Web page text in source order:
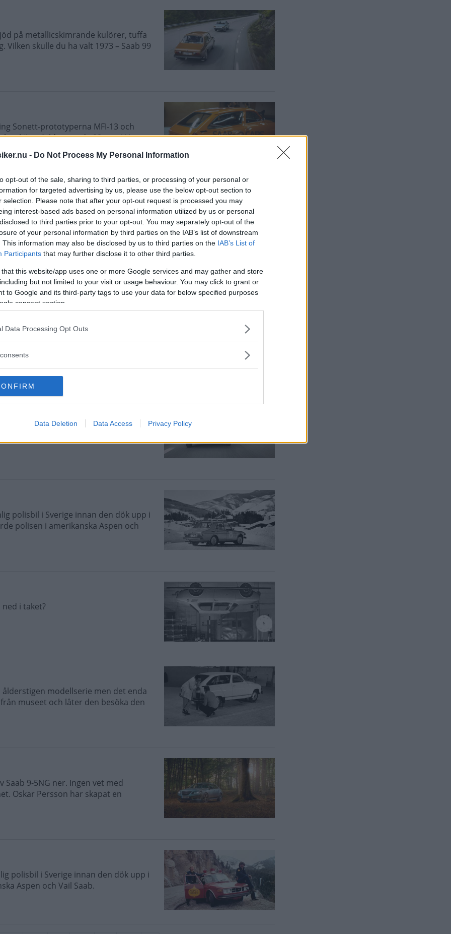
- Do Not Process My Personal Information
opt-out of the sale, sharing to third parties, or processing of your personal or
for targeted advertising by us, please use the below opt-out section to
selection. Please note that after your opt-out request is processed you may
interest-based ads based on personal information utilized by us or personal
to third parties prior to your opt-out. You may separately opt-out of the
of your personal information by third parties on the IAB’s list of downstream
This information may also be disclosed by us to third parties on the IAB’s List of
Participants that may further disclose it to other third parties.
that this website/app uses one or more Google services and may gather and store
but not limited to your visit or usage behaviour. You may click to grant or
to Google and its third-party tags to use your data for below specified purposes
consent section.
Data Processing Opt Outs
Data Deletion Data Access Privacy Policy
på metallicskimrande kulörer, tuffa
skulle du ha valt 1973 – Saab 99
Sonett-prototyperna MFI-13 och
kört världens enda 98 – en V4 som
Pikes Peak-vinnare.
bjuder förutom en maffig
på bland annat Saab 99 EMS och
II Nova och Indigo 3000.
försöker förklara varför de har behållit
måste man vara proffs. Därför är
av Bengt Bäckström på Hedlert i
metallicskimrande kulörer, tuffa
ställer toppmodellerna Saab 99 EMS
polisbil i Sverige innan den dök upp i
polisen i amerikanska Aspen och
i taket?
modellserie men det enda
museet och låter den besöka den
9-5NG ner. Ingen vet med
Oskar Persson har skapat en
polisbil i Sverige innan den dök upp i
Aspen och Vail Saab.